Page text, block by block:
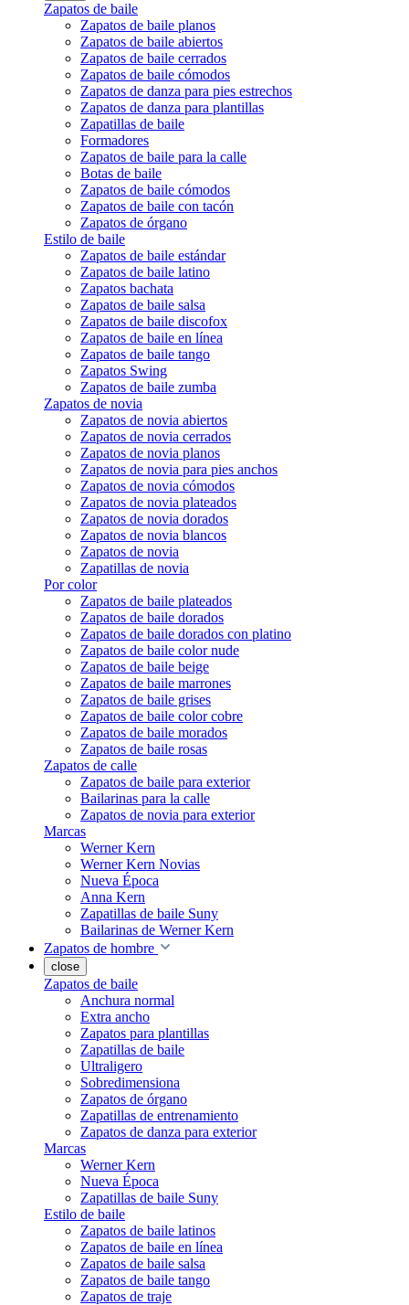
Zapatos de baile
Zapatos de baile planos
Zapatos de baile abiertos
Zapatos de baile cerrados
Zapatos de baile cómodos
Zapatos de danza para pies estrechos
Zapatos de danza para plantillas
Zapatillas de baile
Formadores
Zapatos de baile para la calle
Botas de baile
Zapatos de baile cómodos
Zapatos de baile con tacón
Zapatos de órgano
Estilo de baile
Zapatos de baile estándar
Zapatos de baile latino
Zapatos bachata
Zapatos de baile salsa
Zapatos de baile discofox
Zapatos de baile en línea
Zapatos de baile tango
Zapatos Swing
Zapatos de baile zumba
Zapatos de novia
Zapatos de novia abiertos
Zapatos de novia cerrados
Zapatos de novia planos
Zapatos de novia para pies anchos
Zapatos de novia cómodos
Zapatos de novia plateados
Zapatos de novia dorados
Zapatos de novia blancos
Zapatos de novia
Zapatillas de novia
Por color
Zapatos de baile plateados
Zapatos de baile dorados
Zapatos de baile dorados con platino
Zapatos de baile color nude
Zapatos de baile beige
Zapatos de baile marrones
Zapatos de baile grises
Zapatos de baile color cobre
Zapatos de baile morados
Zapatos de baile rosas
Zapatos de calle
Zapatos de baile para exterior
Bailarinas para la calle
Zapatos de novia para exterior
Marcas
Werner Kern
Werner Kern Novias
Nueva Época
Anna Kern
Zapatillas de baile Suny
Bailarinas de Werner Kern
Zapatos de hombre
close
Zapatos de baile
Anchura normal
Extra ancho
Zapatos para plantillas
Zapatillas de baile
Ultraligero
Sobredimensiona
Zapatos de órgano
Zapatillas de entrenamiento
Zapatos de danza para exterior
Marcas
Werner Kern
Nueva Época
Zapatillas de baile Suny
Estilo de baile
Zapatos de baile latinos
Zapatos de baile en línea
Zapatos de baile salsa
Zapatos de baile tango
Zapatos de traje